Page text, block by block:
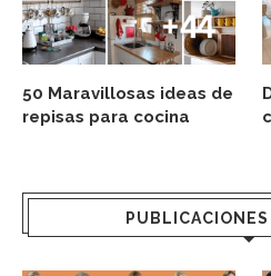
50 Maravillosas ideas de
repisas para cocina